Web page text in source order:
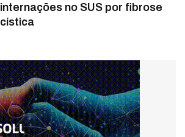
internações no SUS por fibrose
cística